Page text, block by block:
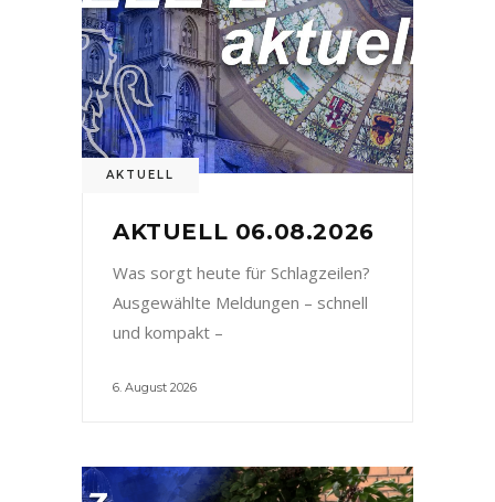
AKTUELL
AKTUELL 06.08.2026
Was sorgt heute für Schlagzeilen?
Ausgewählte Meldungen – schnell
und kompakt –
6. August 2026